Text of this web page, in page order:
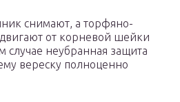
снимают, а торфяно-
от корневой шейки
случае неубранная защита
вереску полноценно